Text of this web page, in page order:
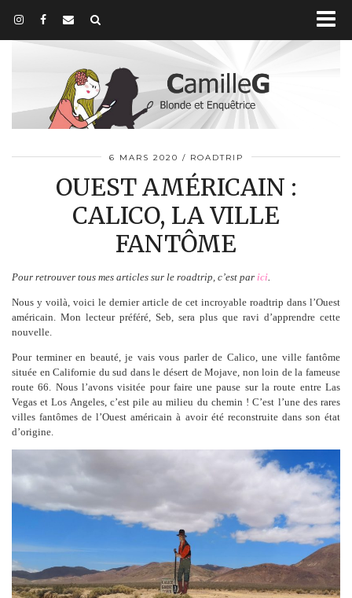
6 MARS 2020 ROADTRIP
OUEST AMÉRICAIN :
CALICO, LA VILLE
FANTÔME
Pour retrouver tous mes articles sur le roadtrip, c’est par ici.
Nous y voilà, voici le dernier article de cet incroyable roadtrip dans l’Ouest
américain. Mon lecteur préféré, Seb, sera plus que ravi d’apprendre cette
nouvelle.
Pour terminer en beauté, je vais vous parler de Calico, une ville fantôme
située en Californie du sud dans le désert de Mojave, non loin de la fameuse
route 66. Nous l’avons visitée pour faire une pause sur la route entre Las
Vegas et Los Angeles, c’est pile au milieu du chemin ! C’est l’une des rares
villes fantômes de l’Ouest américain à avoir été reconstruite dans son état
d’origine.